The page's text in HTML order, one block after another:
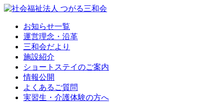
お知らせ一覧
運営理念・沿革
三和会だより
施設紹介
ショートステイのご案内
情報公開
よくあるご質問
実習生・介護体験の方へ